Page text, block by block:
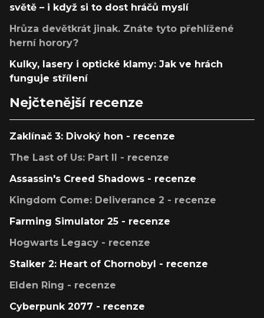
světě – i když si to dost hráčů myslí
Hrůza devětkrát jinak. Znáte tyto přehlížené
herní horory?
Kulky, lasery i optické klamy: Jak ve hrách
funguje střílení
Nejčtenější recenze
Zaklínač 3: Divoký hon - recenze
The Last of Us: Part II - recenze
Assassin's Creed Shadows - recenze
Kingdom Come: Deliverance 2 - recenze
Farming Simulator 25 - recenze
Hogwarts Legacy - recenze
Stalker 2: Heart of Chornobyl - recenze
Elden Ring - recenze
Cyberpunk 2077 - recenze